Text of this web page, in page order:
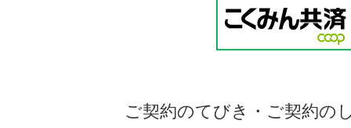
ご契約のてびき・ご契約の